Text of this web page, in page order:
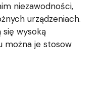
niezawodności,
urządzeniach.
wysoką
można je stosow